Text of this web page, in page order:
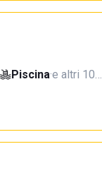
Piscina·e altri 10…